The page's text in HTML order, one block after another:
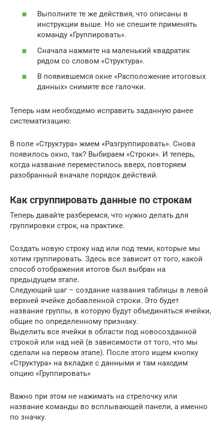
Выполните те же действия, что описаны в
инструкции выше. Но не спешите применять
команду «Группировать».
Сначала нажмите на маленький квадратик
рядом со словом «Структура».
В появившемся окне «Расположение итоговых
данных» снимите все галочки.
Теперь нам необходимо исправить заданную ранее
систематизацию:
В поле «Структура» жмем «Разгруппировать». Снова
появилось окно, так? Выбираем «Строки». И теперь,
когда название переместилось вверх, повторяем
разобранный вначале порядок действий.
Как сгруппировать данные по строкам
Теперь давайте разберемся, что нужно делать для
группировки строк, на практике.
Создать новую строку над или под теми, которые мы
хотим группировать. Здесь все зависит от того, какой
способ отображения итогов был выбран на
предыдущем этапе.
Следующий шаг – создание названия таблицы в левой
верхней ячейке добавленной строки. Это будет
название группы, в которую будут объединяться ячейки,
общие по определенному признаку.
Выделить все ячейки в области под новосозданной
строкой или над ней (в зависимости от того, что мы
сделали на первом этапе). После этого ищем кнопку
«Структура» на вкладке с данными и там находим
опцию «Группировать»
Важно при этом не нажимать на стрелочку или
название команды во всплывающей панели, а именно
по значку.